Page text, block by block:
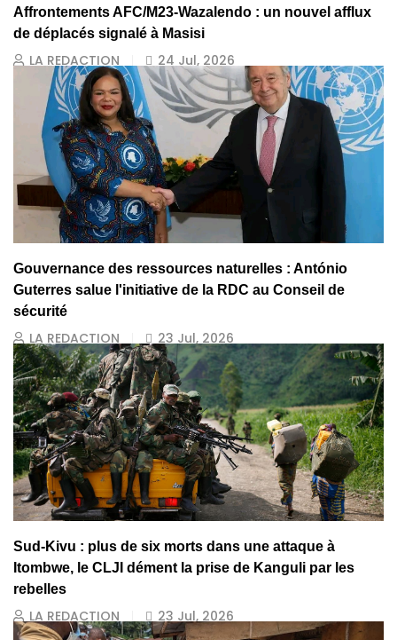
Affrontements AFC/M23-Wazalendo : un nouvel afflux
de déplacés signalé à Masisi
LA REDACTION 24 Jul, 2026
Gouvernance des ressources naturelles : António
Guterres salue l'initiative de la RDC au Conseil de
sécurité
LA REDACTION 23 Jul, 2026
Sud-Kivu : plus de six morts dans une attaque à
Itombwe, le CLJI dément la prise de Kanguli par les
rebelles
LA REDACTION 23 Jul, 2026